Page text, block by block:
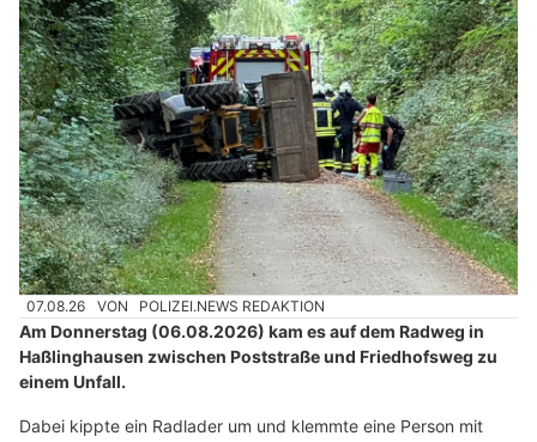
07.08.26 VON POLIZEI.NEWS REDAKTION
Am Donnerstag (06.08.2026) kam es auf dem Radweg in
Haßlinghausen zwischen Poststraße und Friedhofsweg zu
einem Unfall.
Dabei kippte ein Radlader um und klemmte eine Person mit